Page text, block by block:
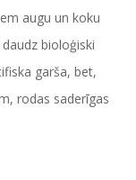
augu un koku
bioloģiski
garša, bet,
rodas saderīgas